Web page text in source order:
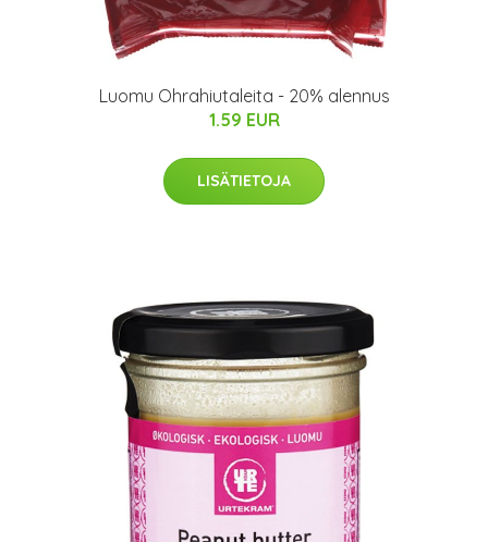
Luomu Ohrahiutaleita - 20% alennus
1.59 EUR
LISÄTIETOJA